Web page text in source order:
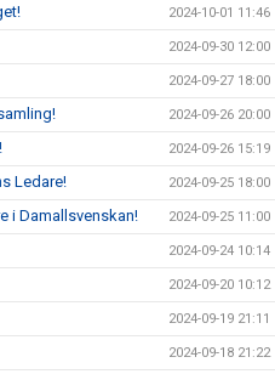
2024-10-01 11:46
2024-09-30 12:00
2024-09-27 18:00
2024-09-26 20:00
2024-09-26 15:19
Ledare! 2024-09-25 18:00
i Damallsvenskan! 2024-09-25 11:00
2024-09-24 10:14
2024-09-20 10:12
2024-09-19 21:11
2024-09-18 21:22